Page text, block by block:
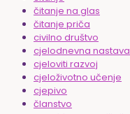
čitanje na glas
čitanje priča
civilno društvo
cjelodnevna nastava
cjeloviti razvoj
cjeloživotno učenje
cjepivo
članstvo